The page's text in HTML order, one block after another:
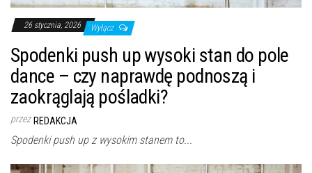
26 stycznia, 2026 Wyłącz
Spodenki push up wysoki stan do pole
dance – czy naprawdę podnoszą i
zaokrąglają pośladki?
przez REDAKCJA
Spodenki push up z wysokim stanem to...